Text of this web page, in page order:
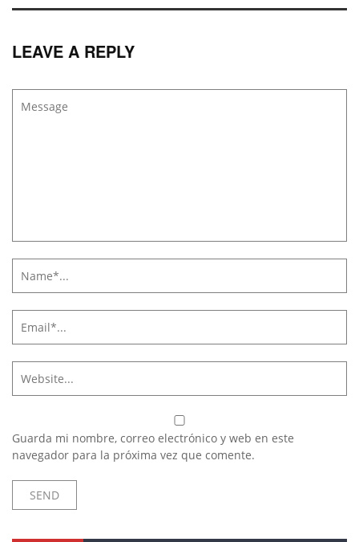
LEAVE A REPLY
Guarda mi nombre, correo electrónico y web en este
navegador para la próxima vez que comente.